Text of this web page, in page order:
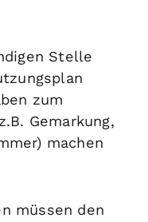
Stelle
zum
Gemarkung,
machen
müssen den